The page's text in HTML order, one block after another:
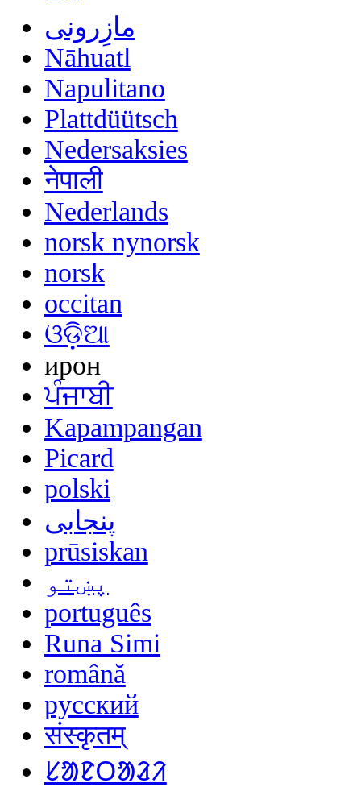
مازِرونی
Nāhuatl
Napulitano
Plattdüütsch
Nedersaksies
नेपाली
Nederlands
norsk nynorsk
norsk
occitan
ଓଡ଼ିଆ
ирон
ਪੰਜਾਬੀ
Kapampangan
Picard
polski
پنجابی
prūsiskan
پښتو
português
Runa Simi
română
русский
संस्कृतम्
ᱥᱟᱱᱛᱟᱲᱤ